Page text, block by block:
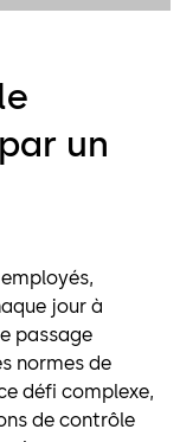
un
jour à
passage
normes de
défi complexe,
de contrôle